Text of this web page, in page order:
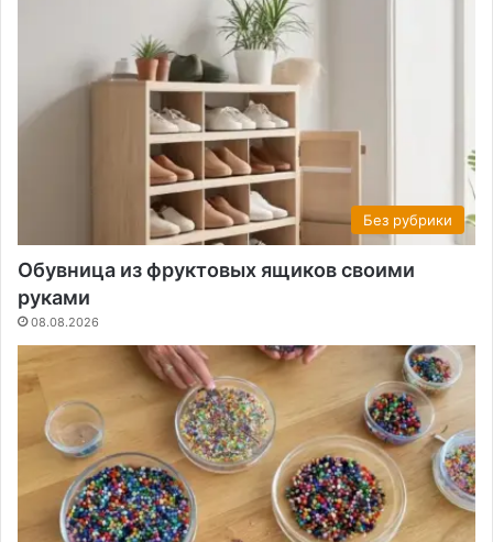
Без рубрики
Обувница из фруктовых ящиков своими
руками
08.08.2026